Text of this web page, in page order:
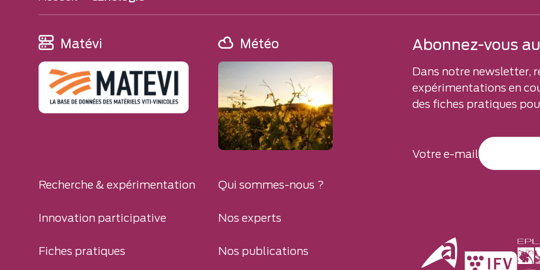
Matévi Météo
Recherche & expérimentation
Innovation participative
Fiches pratiques
Qui sommes-nous ?
Nos experts
Nos publications
Abonnez-vous
Dans notre newsletter,
expérimentations en
des fiches pratiques
Votre e-mail